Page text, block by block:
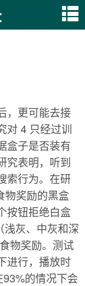
，更可能去接
对 4 只经过训
盒子是否装有
究表明，听到
索行为。在研
物奖励的黑盒
按钮拒绝白盒
浅灰、中灰和深
物奖励。测试
进行，播放时
的情况下会